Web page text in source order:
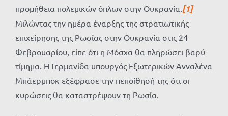
προμήθεια πολεμικών όπλων στην Ουκρανία.[1]
Μιλώντας την ημέρα έναρξης της στρατιωτικής
επιχείρησης της Ρωσίας στην Ουκρανία στις 24
Φεβρουαρίου, είπε ότι η Μόσχα θα πληρώσει βαρύ
τίμημα. Η Γερμανίδα υπουργός Εξωτερικών Ανναλένα
Μπάερμποκ εξέφρασε την πεποίθησή της ότι οι
κυρώσεις θα καταστρέψουν τη Ρωσία.